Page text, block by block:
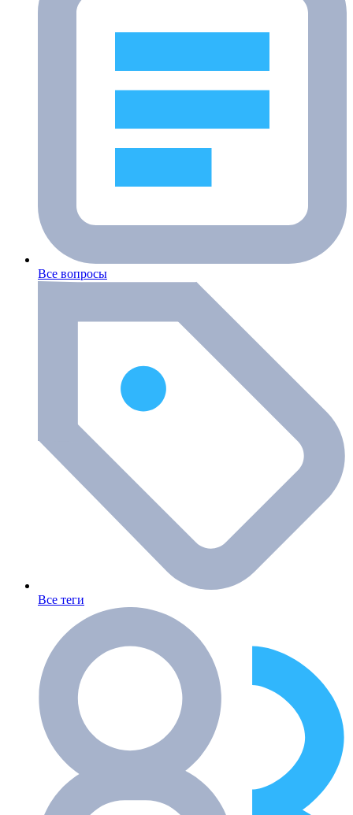
Все вопросы
Все теги